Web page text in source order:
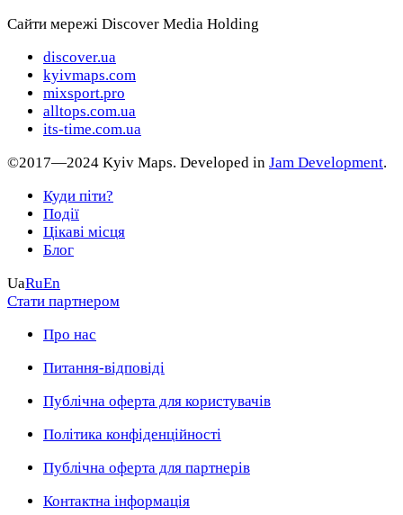
Сайти мережі Discover Media Holding
discover.ua
kyivmaps.com
mixsport.pro
alltops.com.ua
its-time.com.ua
©2017—2024 Kyiv Maps. Developed in Jam Development.
Куди піти?
Події
Цікаві місця
Блог
UaRuEn
Стати партнером
Про нас
Питання-відповіді
Публічна оферта для користувачів
Політика конфіденційності
Публічна оферта для партнерів
Контактна інформація